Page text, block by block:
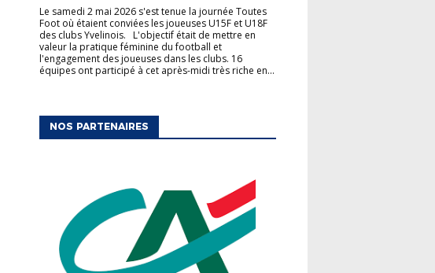
Le samedi 2 mai 2026 s'est tenue la journée Toutes
Foot où étaient conviées les joueuses U15F et U18F
des clubs Yvelinois. L'objectif était de mettre en
valeur la pratique féminine du football et
l'engagement des joueuses dans les clubs. 16
équipes ont participé à cet après-midi très riche en...
NOS PARTENAIRES